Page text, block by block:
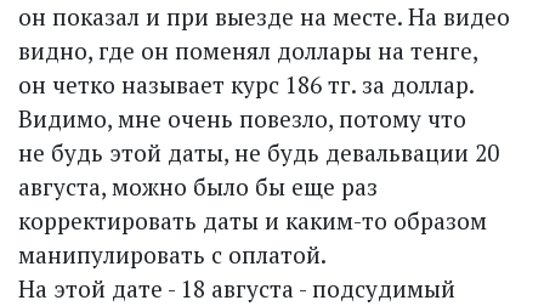
он показал и при выезде на месте. На видео
видно, где он поменял доллары на тенге,
он четко называет курс 186 тг. за доллар.
Видимо, мне очень повезло, потому что
не будь этой даты, не будь девальвации 20
августа, можно было бы еще раз
корректировать даты и каким-то образом
манипулировать с оплатой.
На этой дате - 18 августа - подсудимый